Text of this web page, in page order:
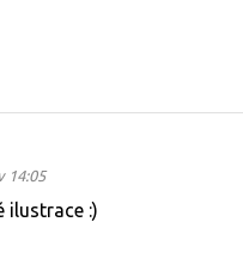
14:05
ilustrace :)